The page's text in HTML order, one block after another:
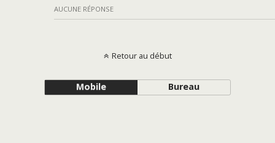
AUCUNE RÉPONSE
Retour au début
Mobile Bureau